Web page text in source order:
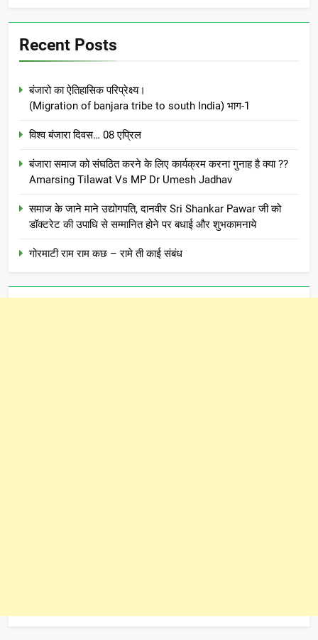
Recent Posts
बंजारो का ऐतिहासिक परिप्रेक्ष्य।
(Migration of banjara tribe to south India) भाग-1
विश्व बंजारा दिवस… 08 एप्रिल
बंजारा समाज को संघठित करने के लिए कार्यक्रम करना गुनाह है क्या ??
Amarsing Tilawat Vs MP Dr Umesh Jadhav
समाज के जाने माने उद्योगपति, दानवीर Sri Shankar Pawar जी को
डॉक्टरेट की उपाधि से सम्मानित होने पर बधाई और शुभकामनाये
गोरमाटी राम राम कछ – रामे ती काई संबंध